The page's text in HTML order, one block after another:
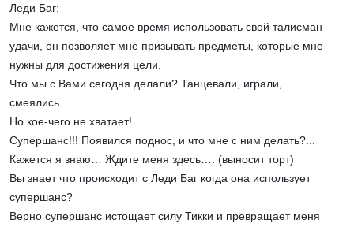
Леди Баг:
Мне кажется, что самое время использовать свой талисман
удачи, он позволяет мне призывать предметы, которые мне
нужны для достижения цели.
Что мы с Вами сегодня делали? Танцевали, играли,
смеялись…
Но кое-чего не хватает!....
Супершанс!!! Появился поднос, и что мне с ним делать?...
Кажется я знаю… Ждите меня здесь…. (выносит торт)
Вы знает что происходит с Леди Баг когда она использует
супершанс?
Верно супершанс истощает силу Тикки и превращает меня